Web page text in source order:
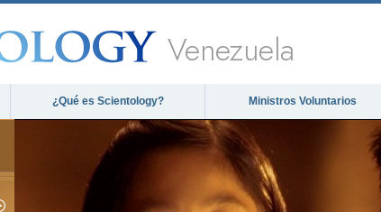
Venezuela
¿Qué es Scientology? Ministros Voluntarios